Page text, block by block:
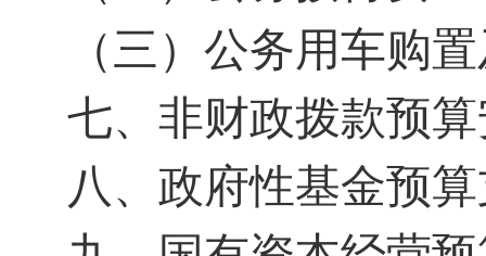
（三）公务用车购
七、非财政拨款预
八、政府性基金预